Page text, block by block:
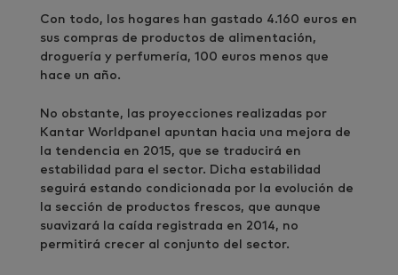
Con todo, los hogares han gastado 4.160 euros en
sus compras de productos de alimentación,
droguería y perfumería, 100 euros menos que
hace un año.
No obstante, las proyecciones realizadas por
Kantar Worldpanel apuntan hacia una mejora de
la tendencia en 2015, que se traducirá en
estabilidad para el sector. Dicha estabilidad
seguirá estando condicionada por la evolución de
la sección de productos frescos, que aunque
suavizará la caída registrada en 2014, no
permitirá crecer al conjunto del sector.